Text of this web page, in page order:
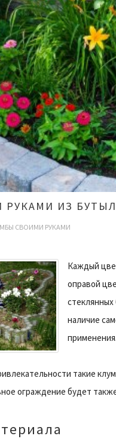
РУКАМИ ИЗ
СВОИМИ РУКАМИ
Каждый
оправой
наличие
применения.
такие
ограждение будет